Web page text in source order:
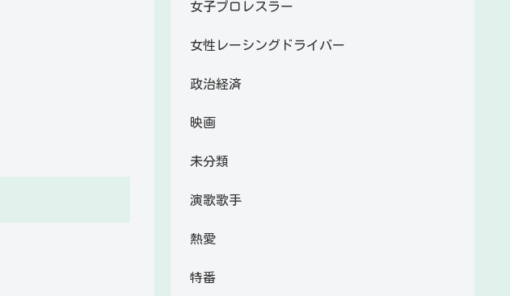
女子プロレスラー
女性レーシングドライバー
政治経済
映画
未分類
演歌歌手
熱愛
特番